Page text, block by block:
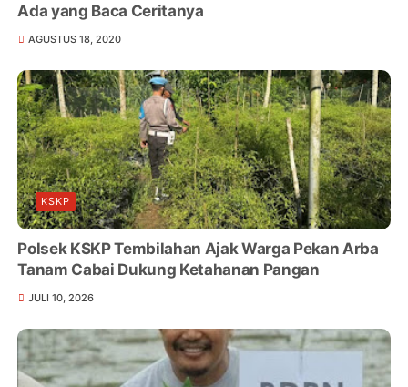
Ada yang Baca Ceritanya
AGUSTUS 18, 2020
KSKP
Polsek KSKP Tembilahan Ajak Warga Pekan Arba
Tanam Cabai Dukung Ketahanan Pangan
JULI 10, 2026